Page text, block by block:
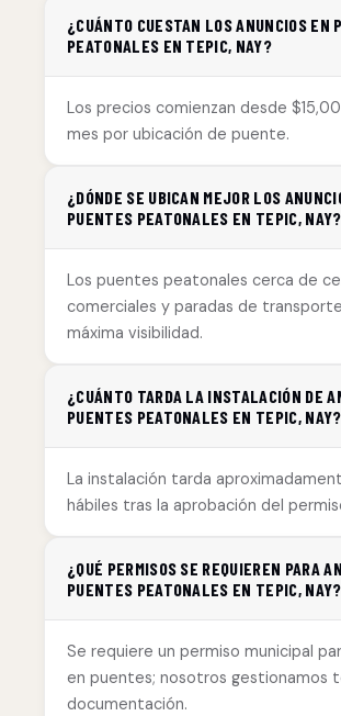
¿CUÁNTO CUESTAN LOS ANUNCIOS EN
PEATONALES EN TEPIC, NAY?
Los precios comienzan desde
mes por ubicación de puente.
¿DÓNDE SE UBICAN MEJOR LOS
PUENTES PEATONALES EN TEPIC, NAY?
Los puentes peatonales cerca de
comerciales y paradas de
máxima visibilidad.
¿CUÁNTO TARDA LA INSTALACIÓN DE
PUENTES PEATONALES EN TEPIC, NAY?
La instalación tarda
hábiles tras la aprobación del
¿QUÉ PERMISOS SE REQUIEREN PARA
PUENTES PEATONALES EN TEPIC, NAY?
Se requiere un permiso municipal
en puentes; nosotros gestionamos
documentación.